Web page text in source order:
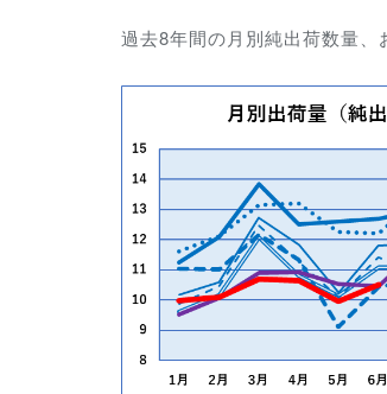
過去8年間の月別純出荷数量、